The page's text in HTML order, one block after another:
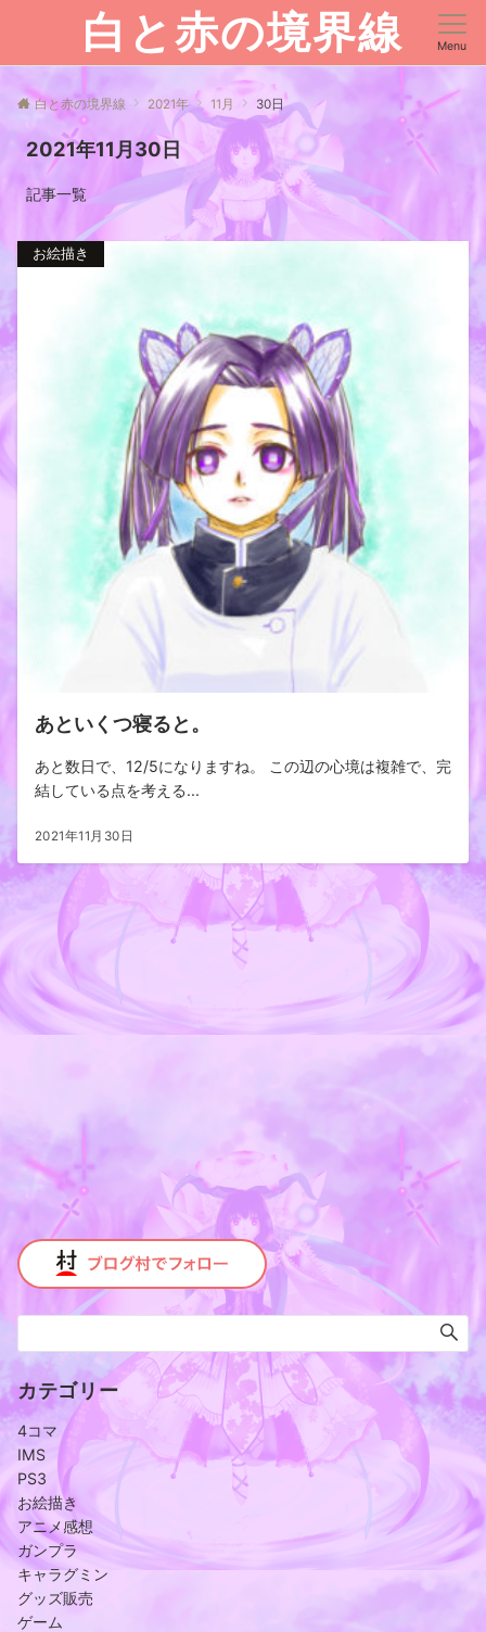
白と赤の境界線 Menu
白と赤の境界線 2021年 11月 30日
2021年11月30日
記事一覧
お絵描き
あといくつ寝ると。
あと数日で、12/5になりますね。 この辺の心境は複雑で、完
結している点を考える...
2021年11月30日
カテゴリー
4コマ
IMS
PS3
お絵描き
アニメ感想
ガンプラ
キャラグミン
グッズ販売
ゲーム